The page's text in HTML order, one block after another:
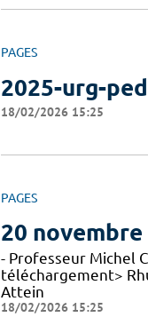
PAGES
2025-urg-
18/02/2026 15:25
PAGES
20 novembre
- Professeur Michel
téléchargement>
Attein
18/02/2026 15:25